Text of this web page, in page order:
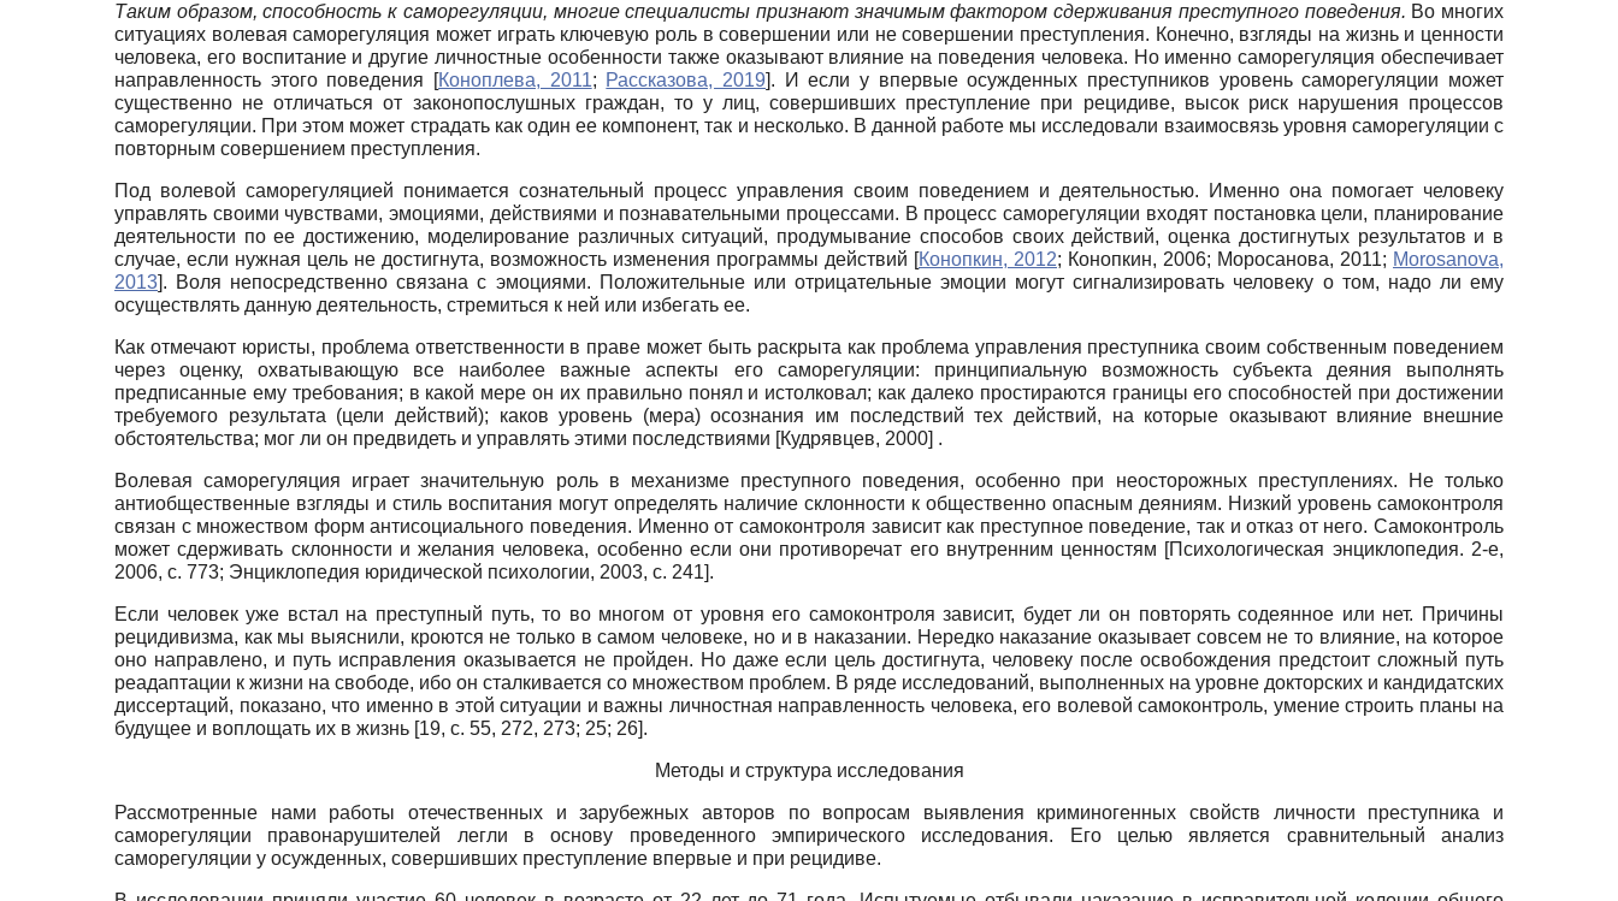
Таким образом, способность к саморегуляции, многие специалисты признают значимым фактором сдерживания преступного поведения. Во многих
ситуациях волевая саморегуляция может играть ключевую роль в совершении или не совершении преступления. Конечно, взгляды на жизнь и ценности
человека, его воспитание и другие личностные особенности также оказывают влияние на поведения человека. Но именно саморегуляция обеспечивает
направленность этого поведения
[Коноплева, 2011; Рассказова, 2019]. И если у впервые осужденных преступников уровень саморегуляции может
существенно не отличаться от законопослушных граждан, то у лиц, совершивших преступление при рецидиве, высок риск нарушения процессов
саморегуляции. При этом может страдать как один ее компонент, так и несколько. В данной работе мы исследовали взаимосвязь уровня саморегуляции с
повторным совершением преступления.
Под волевой саморегуляцией понимается сознательный процесс управления своим поведением и деятельностью. Именно она помогает человеку
управлять своими чувствами, эмоциями, действиями и познавательными процессами. В процесс саморегуляции входят постановка цели, планирование
деятельности по ее достижению, моделирование различных ситуаций, продумывание способов своих действий, оценка достигнутых результатов и в
случае, если нужная цель не достигнута, возможность изменения программы действий [Конопкин, 2012; Конопкин, 2006; Моросанова, 2011; Morosanova,
2013]. Воля непосредственно связана с эмоциями. Положительные или отрицательные эмоции могут сигнализировать человеку о том, надо ли ему
осуществлять данную деятельность, стремиться к ней или избегать ее.
Как отмечают юристы, проблема ответственности в праве может быть раскрыта как проблема управления преступника своим собственным поведением
через оценку, охватывающую все наиболее важные аспекты его саморегуляции: принципиальную возможность субъекта деяния выполнять
предписанные ему требования; в какой мере он их правильно понял и истолковал; как далеко простираются границы его способностей при достижении
требуемого результата (цели действий); каков уровень (мера) осознания им последствий тех действий, на которые оказывают влияние внешние
обстоятельства; мог ли он предвидеть и управлять этими последствиями [Кудрявцев, 2000] .
Волевая саморегуляция играет значительную роль в механизме преступного поведения, особенно при неосторожных преступлениях. Не только
антиобщественные взгляды и стиль воспитания могут определять наличие склонности к общественно опасным деяниям. Низкий уровень самоконтроля
связан с множеством форм антисоциального поведения. Именно от самоконтроля зависит как преступное поведение, так и отказ от него. Самоконтроль
может сдерживать склонности и желания человека, особенно если они противоречат его внутренним ценностям [Психологическая энциклопедия. 2-е,
2006, с. 773; Энциклопедия юридической психологии, 2003, с. 241].
Если человек уже встал на преступный путь, то во многом от уровня его самоконтроля зависит, будет ли он повторять содеянное или нет. Причины
рецидивизма, как мы выяснили, кроются не только в самом человеке, но и в наказании. Нередко наказание оказывает совсем не то влияние, на которое
оно направлено, и путь исправления оказывается не пройден. Но даже если цель достигнута, человеку после освобождения предстоит сложный путь
реадаптации к жизни на свободе, ибо он сталкивается со множеством проблем. В ряде исследований, выполненных на уровне докторских и кандидатских
диссертаций, показано, что именно в этой ситуации и важны личностная направленность человека, его волевой самоконтроль, умение строить планы на
будущее и воплощать их в жизнь [19, с. 55, 272, 273; 25; 26].
Методы и структура исследования
Рассмотренные нами работы отечественных и зарубежных авторов по вопросам выявления криминогенных свойств личности преступника и
саморегуляции правонарушителей легли в основу проведенного эмпирического исследования. Его целью является сравнительный анализ
саморегуляции у осужденных, совершивших преступление впервые и при рецидиве.